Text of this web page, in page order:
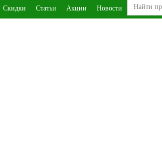
Скидки Статьи Акции Новости